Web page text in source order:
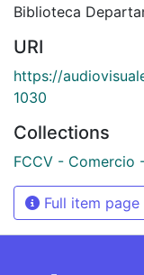
Biblioteca
URI
https://
1030
Collections
FCCV - Comercio
Full item page